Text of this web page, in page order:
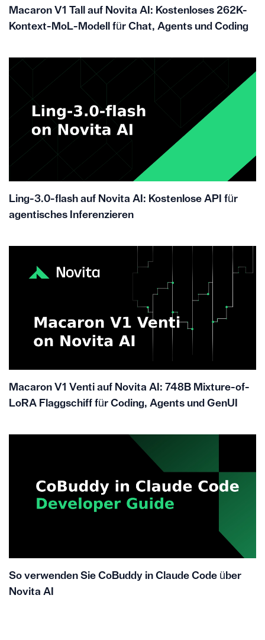
Macaron V1 Tall auf Novita AI: Kostenloses 262K-
Kontext-MoL-Modell für Chat, Agents und Coding
Ling-3.0-flash auf Novita AI: Kostenlose API für
agentisches Inferenzieren
Macaron V1 Venti auf Novita AI: 748B Mixture-of-
LoRA Flaggschiff für Coding, Agents und GenUI
So verwenden Sie CoBuddy in Claude Code über
Novita AI